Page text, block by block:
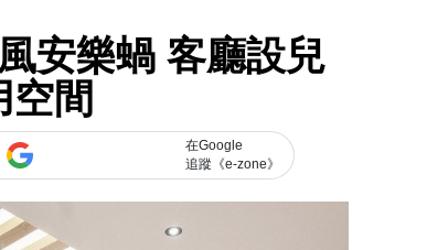
安樂蝸 客廳設兒
空間
在Google
追蹤《e-zone》